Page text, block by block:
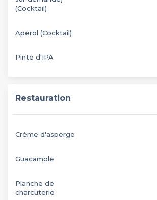
(Cocktail)
Aperol (Cocktail)
Pinte d'IPA
Restauration
Crème d'asperge
Guacamole
Planche de
charcuterie